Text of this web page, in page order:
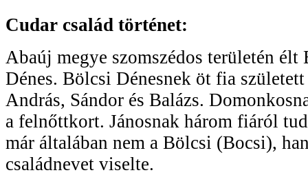
Cudar család történet:
Abaúj megye szomszédos területén
Dénes. Bölcsi Dénesnek öt fia
András, Sándor és Balázs.
a felnőttkort. Jánosnak három fiáról
már általában nem a Bölcsi (Bocsi),
családnevet viselte.